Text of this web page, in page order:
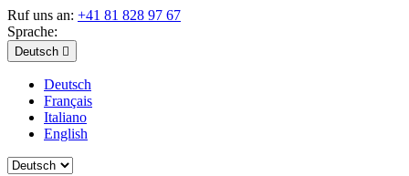
Ruf uns an: +41 81 828 97 67
Sprache:
Deutsch 
Deutsch
Français
Italiano
English